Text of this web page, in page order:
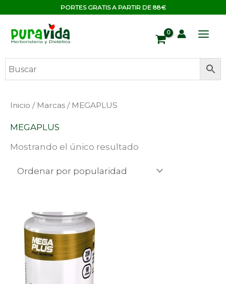
contenido
PORTES GRATIS A PARTIR DE 88€
Inicio / Marcas / MEGAPLUS
MEGAPLUS
Mostrando el único resultado